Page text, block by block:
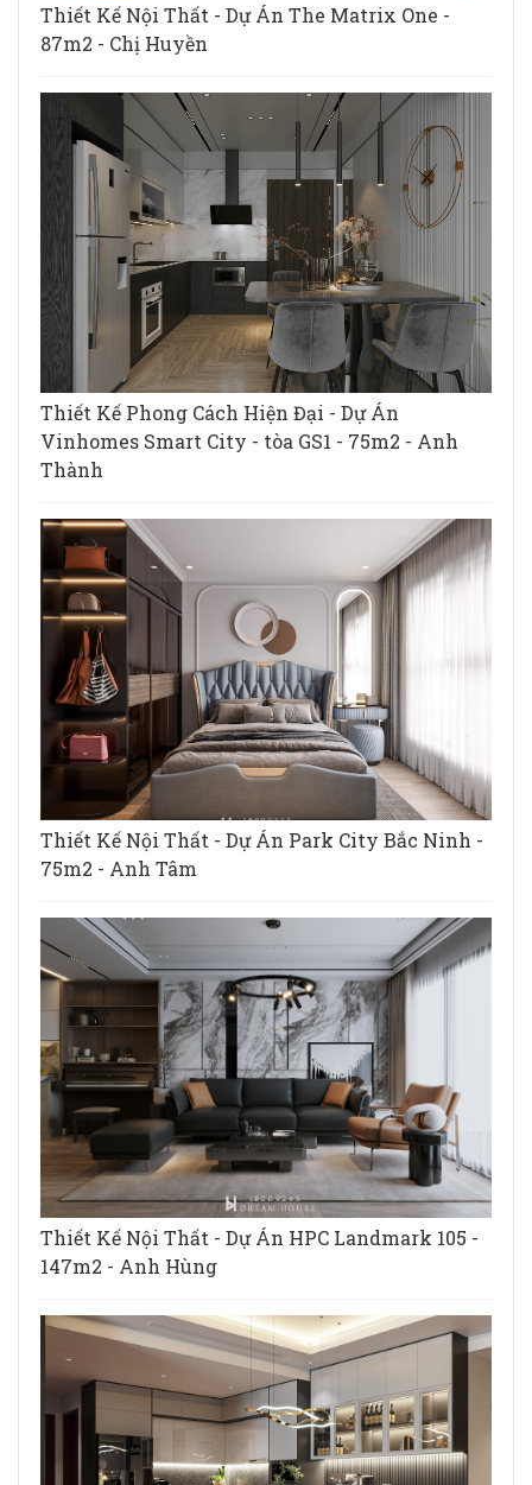
Thiết Kế Nội Thất - Dự Án The Matrix One -
87m2 - Chị Huyền
Thiết Kế Phong Cách Hiện Đại - Dự Án
Vinhomes Smart City - tòa GS1 - 75m2 - Anh
Thành
Thiết Kế Nội Thất - Dự Án Park City Bắc Ninh -
75m2 - Anh Tâm
Thiết Kế Nội Thất - Dự Án HPC Landmark 105 -
147m2 - Anh Hùng